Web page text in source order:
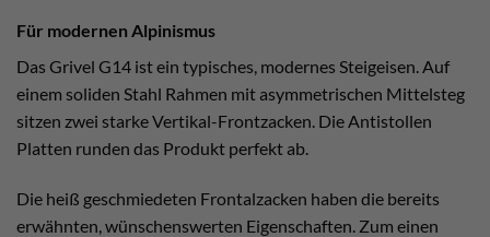
Für modernen Alpinismus
Das Grivel G14 ist ein typisches, modernes Steigeisen. Auf
einem soliden Stahl Rahmen mit asymmetrischen Mittelsteg
sitzen zwei starke Vertikal-Frontzacken. Die Antistollen
Platten runden das Produkt perfekt ab.
Die heiß geschmiedeten Frontalzacken haben die bereits
erwähnten, wünschenswerten Eigenschaften. Zum einen